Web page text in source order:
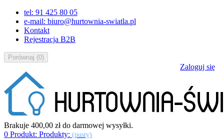
tel: 91 425 80 05
e-mail: biuro@hurtownia-swiatla.pl
Kontakt
Rejestracja B2B
Porównaj (0)
Zaloguj się
Brakuje 400,00 złdo darmowej wysyłki.
0 Produkt: Produkty: (pusty)